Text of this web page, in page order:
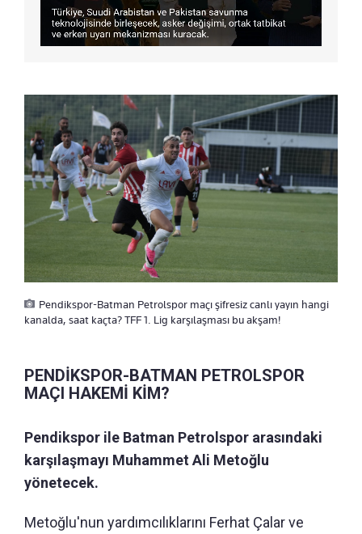
Pendikspor-Batman Petrolspor maçı şifresiz canlı yayın hangi
kanalda, saat kaçta? TFF 1. Lig karşılaşması bu akşam!
PENDİKSPOR-BATMAN PETROLSPOR
MAÇI HAKEMİ KİM?
Pendikspor ile Batman Petrolspor arasındaki
karşılaşmayı Muhammet Ali Metoğlu
yönetecek.
Metoğlu'nun yardımcılıklarını Ferhat Çalar ve